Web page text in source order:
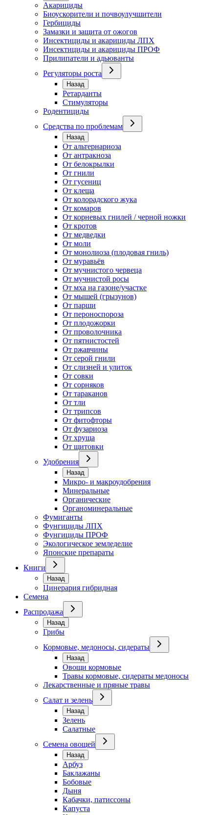
Акарициды
Биоускорители и почвоулучшители
Гербициды
Замазки и защита от ожогов
Инсектициды и акарициды ЛПХ
Инсектициды и акарициды ПРОФ
Прилипатели и адьюванты
Регуляторы роста
Назад
Ретарданты
Стимуляторы
Родентициды
Средства по проблемам
Назад
От альтернариоза
От антракноза
От белокрылки
От гнили
От гусениц
От клеща
От колорадского жука
От комаров
От корневых гнилей / черной ножки
От кротов
От медведки
От моли
От монолиоза (плодовая гниль)
От муравьёв
От мучнистого червеца
От мучнистой росы
От мха на газоне/участке
От мышей (грызунов)
От парши
От пероноспороза
От плодожорки
От проволочника
От пятнистостей
От ржавчины
От серой гнили
От слизней и улиток
От совки
От сорняков
От тараканов
От тли
От трипсов
От фитофторы
От фузариоза
От хруща
От щитовки
Удобрения
Назад
Микро- и макроудобрения
Минеральные
Органические
Органоминеральные
Фумиганты
Фунгициды ЛПХ
Фунгициды ПРОФ
Экологическое земледелие
Японские препараты
Книги
Назад
Цинерария гибридная
Семена
Распродажа
Назад
Грибы
Кормовые, медоносы, сидераты
Назад
Овощи кормовые
Травы кормовые, сидераты медоносы
Лекарственные и пряные травы
Салат и зелень
Назад
Зелень
Салатные
Семена овощей
Назад
Арбуз
Баклажаны
Бобовые
Дыня
Кабачки, патиссоны
Капуста